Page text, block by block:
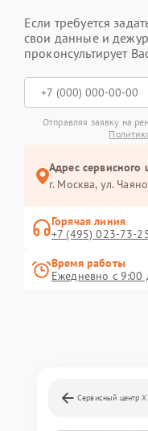
Если требуется
свои данные и
проконсультирует
Отправляя заявку на
Адрес
г. Москва, ул.
Горячая линия
+7 (495) 023-73-
Время работы
Ежедневно с 9:00
Сервисный центр